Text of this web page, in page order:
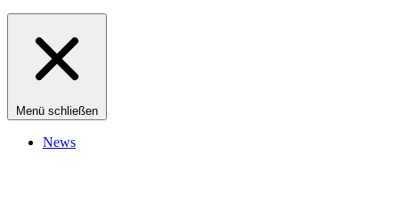
Menü schließen
News